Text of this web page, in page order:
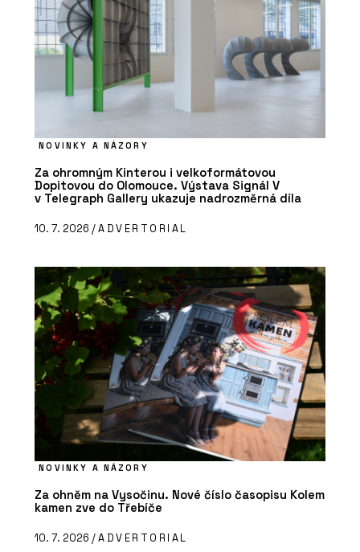
NOVINKY A NÁZORY
Za ohromným Kinterou i velkoformátovou
Dopitovou do Olomouce. Výstava Signál V
v Telegraph Gallery ukazuje nadrozměrná díla
10. 7. 2026 /ADVERTORIAL
NOVINKY A NÁZORY
Za ohněm na Vysočinu. Nové číslo časopisu Kolem
kamen zve do Třebíče
10. 7. 2026 /ADVERTORIAL